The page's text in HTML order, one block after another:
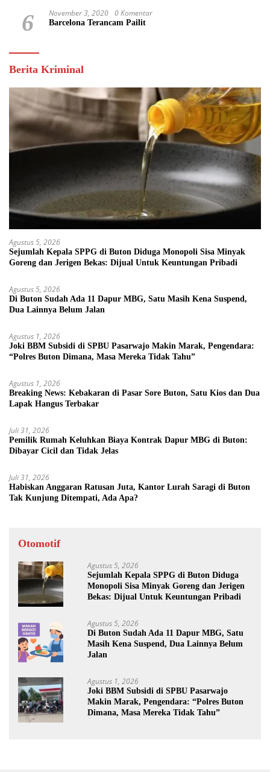
6 November 3, 2020 0 Komentar
Barcelona Terancam Pailit
Berita Kriminal
Agustus 5, 2026
Sejumlah Kepala SPPG di Buton Diduga Monopoli Sisa Minyak
Goreng dan Jerigen Bekas: Dijual Untuk Keuntungan Pribadi
Agustus 5, 2026
Di Buton Sudah Ada 11 Dapur MBG, Satu Masih Kena Suspend,
Dua Lainnya Belum Jalan
Agustus 1, 2026
Joki BBM Subsidi di SPBU Pasarwajo Makin Marak, Pengendara:
“Polres Buton Dimana, Masa Mereka Tidak Tahu”
Agustus 1, 2026
Breaking News: Kebakaran di Pasar Sore Buton, Satu Kios dan Dua
Lapak Hangus Terbakar
Juli 31, 2026
Pemilik Rumah Keluhkan Biaya Kontrak Dapur MBG di Buton:
Dibayar Cicil dan Tidak Jelas
Juli 31, 2026
Habiskan Anggaran Ratusan Juta, Kantor Lurah Saragi di Buton
Tak Kunjung Ditempati, Ada Apa?
Otomotif
Agustus 5, 2026
Sejumlah Kepala SPPG di Buton Diduga
Monopoli Sisa Minyak Goreng dan Jerigen
Bekas: Dijual Untuk Keuntungan Pribadi
Agustus 5, 2026
Di Buton Sudah Ada 11 Dapur MBG, Satu
Masih Kena Suspend, Dua Lainnya Belum
Jalan
Agustus 1, 2026
Joki BBM Subsidi di SPBU Pasarwajo
Makin Marak, Pengendara: “Polres Buton
Dimana, Masa Mereka Tidak Tahu”